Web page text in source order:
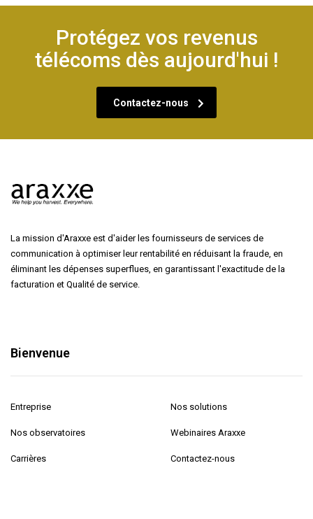
Protégez vos revenus
télécoms dès aujourd'hui !
Contactez-nous
La mission d'Araxxe est d'aider les fournisseurs de services de
communication à optimiser leur rentabilité en réduisant la fraude, en
éliminant les dépenses superflues, en garantissant l'exactitude de la
facturation et Qualité de service.
Bienvenue
Entreprise Nos solutions
Nos observatoires Webinaires Araxxe
Carrières Contactez-nous